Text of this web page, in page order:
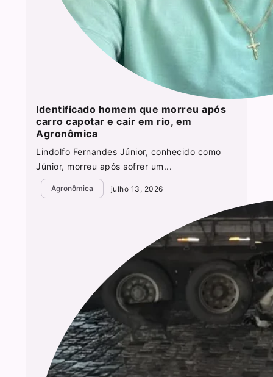
Identificado homem que morreu após
carro capotar e cair em rio, em
Agronômica
Lindolfo Fernandes Júnior, conhecido como
Júnior, morreu após sofrer um...
Agronômica julho 13, 2026